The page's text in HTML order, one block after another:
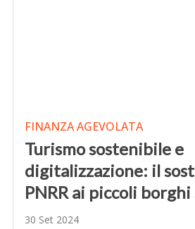
FINANZA AGEVOLATA
Turismo sostenibile e
digitalizzazione: il
PNRR ai piccoli
30 Set 2024